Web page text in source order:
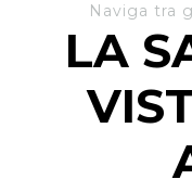
Naviga tra
LA